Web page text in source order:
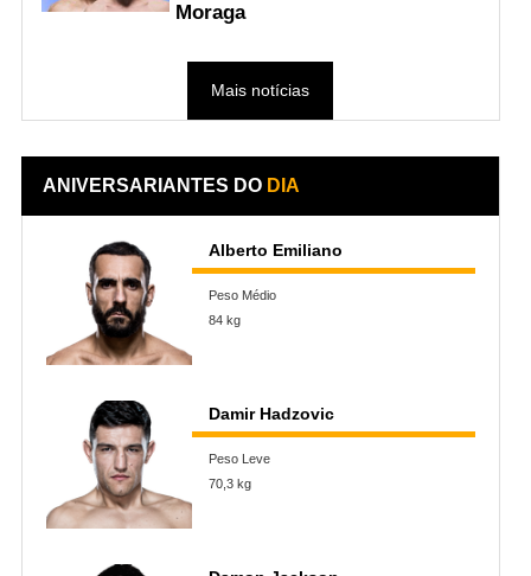
Moraga
Mais notícias
ANIVERSARIANTES DO DIA
Alberto Emiliano
Peso Médio
84 kg
Damir Hadzovic
Peso Leve
70,3 kg